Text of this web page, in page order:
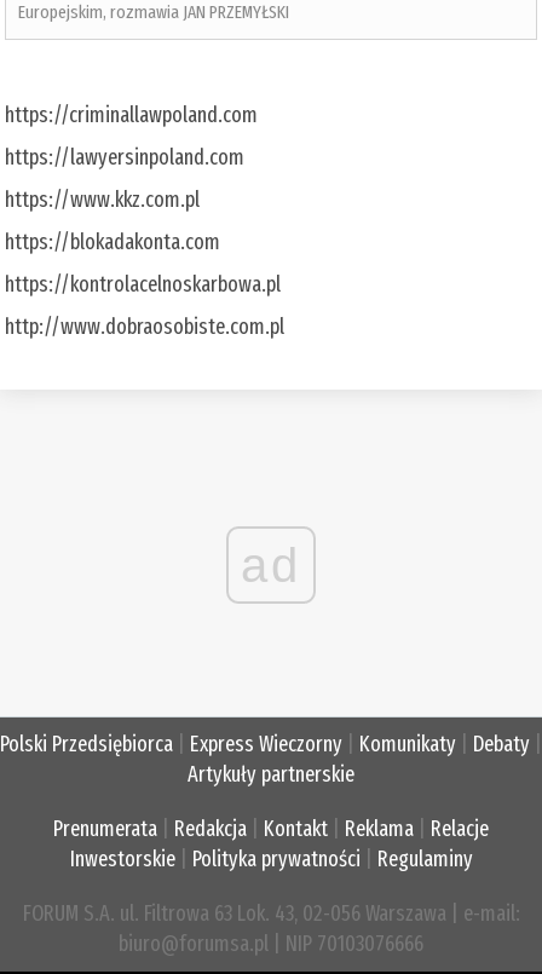
Europejskim, rozmawia JAN PRZEMYŁSKI
https://criminallawpoland.com
https://lawyersinpoland.com
https://www.kkz.com.pl
https://blokadakonta.com
https://kontrolacelnoskarbowa.pl
http://www.dobraosobiste.com.pl
ad
Polski Przedsiębiorca Express Wieczorny Komunikaty Debaty
Artykuły partnerskie
Prenumerata Redakcja Kontakt Reklama
Relacje
Inwestorskie| Polityka prywatności Regulaminy
FORUM S.A. ul. Filtrowa 63 Lok. 43, 02-056 Warszawa | e-mail:
biuro@forumsa.pl | NIP 70103076666